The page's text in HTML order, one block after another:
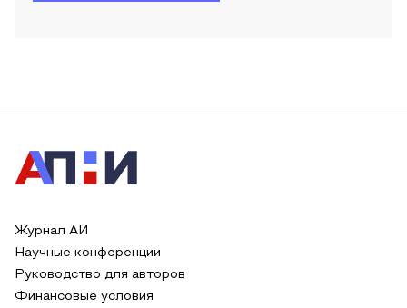
Журнал АИ
Научные конференции
Руководство для авторов
Финансовые условия